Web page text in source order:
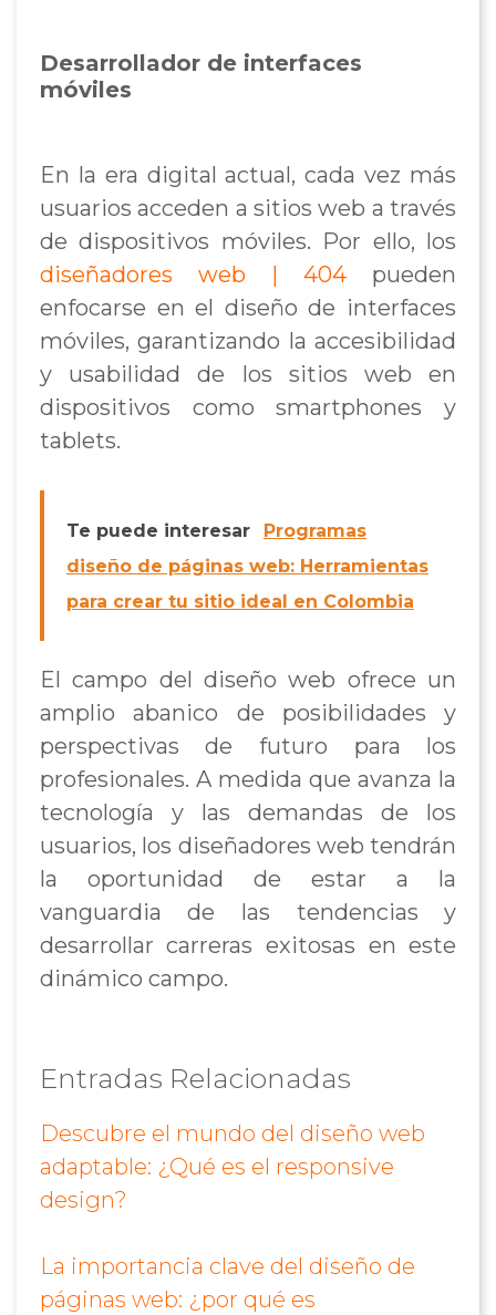
Desarrollador de interfaces
móviles
En la era digital actual, cada vez más
usuarios acceden a sitios web a través
de dispositivos móviles. Por ello, los
diseñadores web | 404 pueden
enfocarse en el diseño de interfaces
móviles, garantizando la accesibilidad
y usabilidad de los sitios web en
dispositivos como smartphones y
tablets.
Te puede interesar
Programas
diseño de páginas web: Herramientas
para crear tu sitio ideal en Colombia
El campo del diseño web ofrece un
amplio abanico de posibilidades y
perspectivas de futuro para los
profesionales. A medida que avanza la
tecnología y las demandas de los
usuarios, los diseñadores web tendrán
la oportunidad de estar a la
vanguardia de las tendencias y
desarrollar carreras exitosas en este
dinámico campo.
Entradas Relacionadas
Descubre el mundo del diseño web
adaptable: ¿Qué es el responsive
design?
La importancia clave del diseño de
páginas web: ¿por qué es